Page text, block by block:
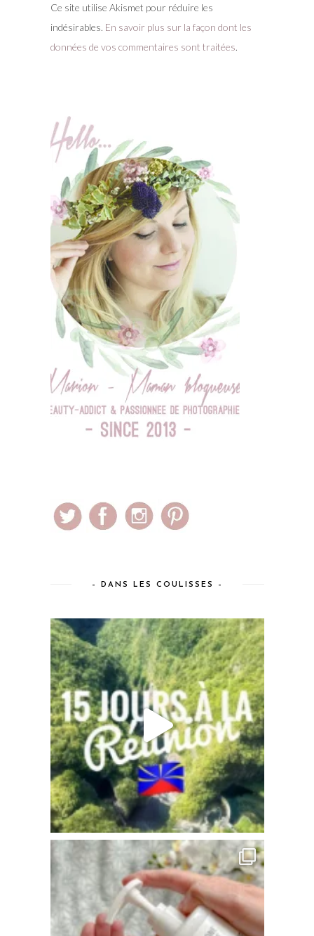
Ce site utilise Akismet pour réduire les
indésirables. En savoir plus sur la façon dont les
données de vos commentaires sont traitées.
– DANS LES COULISSES –